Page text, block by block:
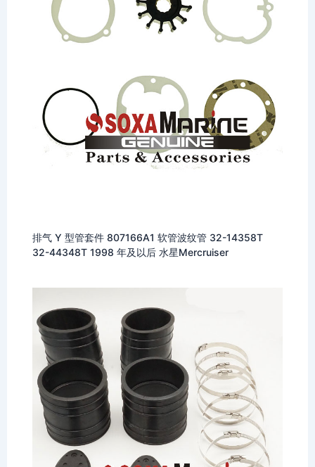
排气 Y 型管套件 807166A1 软管波纹管 32-14358T
32-44348T 1998 年及以后 水星Mercruiser